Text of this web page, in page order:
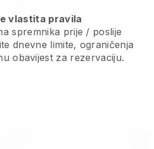
vlastita pravila
spremnika prije / poslije
dnevne limite, ograničenja
obavijest za rezervaciju.